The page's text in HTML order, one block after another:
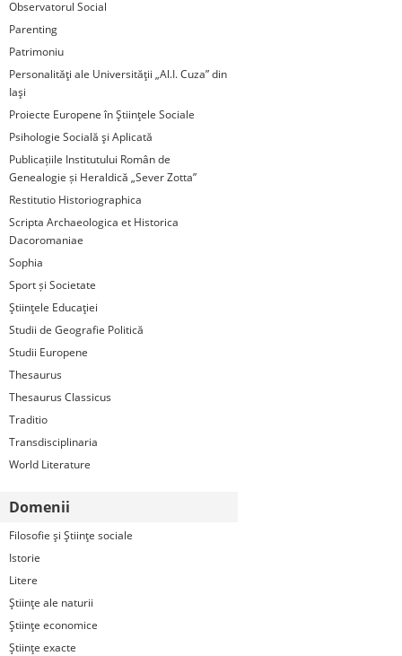
Observatorul Social
Parenting
Patrimoniu
Personalităţi ale Universităţii „Al.I. Cuza” din
Iaşi
Proiecte Europene în Ştiinţele Sociale
Psihologie Socială şi Aplicată
Publicațiile Institutului Român de
Genealogie și Heraldică „Sever Zotta”
Restitutio Historiographica
Scripta Archaeologica et Historica
Dacoromaniae
Sophia
Sport și Societate
Ştiinţele Educaţiei
Studii de Geografie Politică
Studii Europene
Thesaurus
Thesaurus Classicus
Traditio
Transdisciplinaria
World Literature
Domenii
Filosofie şi Ştiinţe sociale
Istorie
Litere
Ştiinţe ale naturii
Ştiinţe economice
Ştiinţe exacte